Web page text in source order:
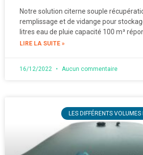
Notre solution citerne souple
remplissage et de vidange pour
litres eau de pluie capacité 100 m³
LIRE LA SUITE »
16/12/2022 Aucun commentaire
LES DIFFÉRENTS